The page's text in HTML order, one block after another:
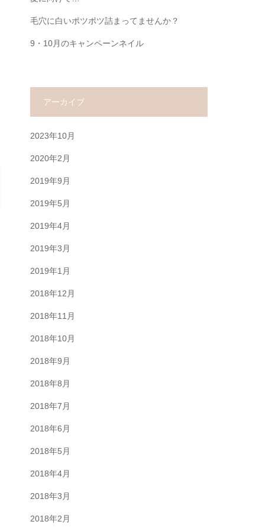
毛穴に白いポツポツ詰まってませんか？
9・10月のキャンペーンネイル
アーカイブ
2023年10月
2020年2月
2019年9月
2019年5月
2019年4月
2019年3月
2019年1月
2018年12月
2018年11月
2018年10月
2018年9月
2018年8月
2018年7月
2018年6月
2018年5月
2018年4月
2018年3月
2018年2月